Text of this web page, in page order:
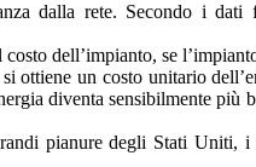
dalla rete. Secondo i
dell’impianto, se
ottiene un costo unitario
diventa sensibilmente più
pianure degli Stati Uniti,